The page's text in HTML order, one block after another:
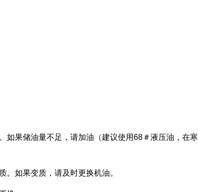
如果储油量不足，请加油（建议使用68＃液压油，在寒
。如果变质，请及时更换机油。